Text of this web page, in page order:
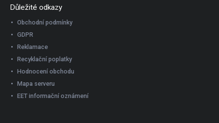
Důležité odkazy
Obchodní podmínky
GDPR
Reklamace
Recyklační poplatky
Hodnocení obchodu
Mapa serveru
EET informační oznámení